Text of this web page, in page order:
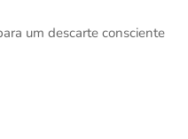
um descarte consciente